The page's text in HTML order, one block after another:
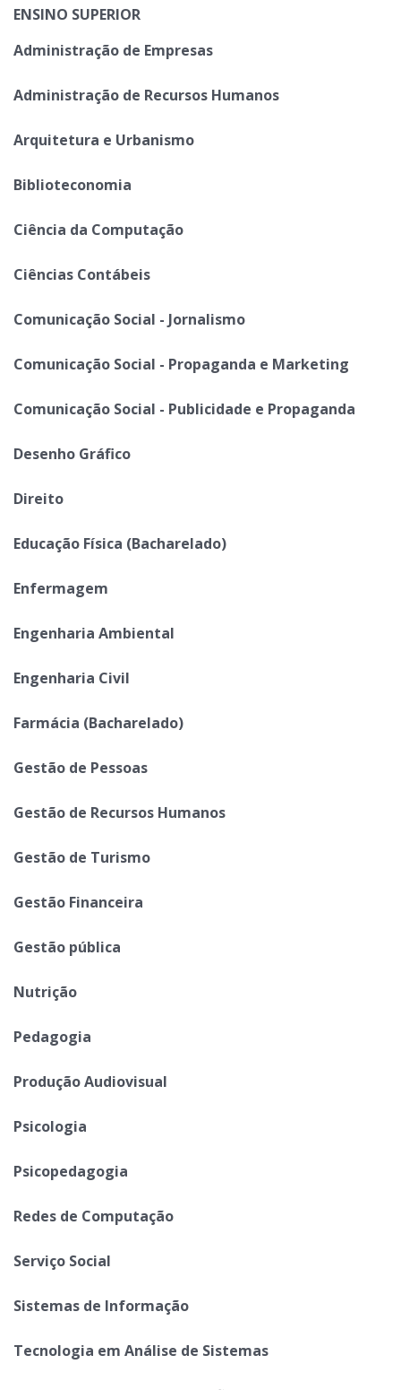
ENSINO SUPERIOR
Administração de Empresas
Administração de Recursos Humanos
Arquitetura e Urbanismo
Biblioteconomia
Ciência da Computação
Ciências Contábeis
Comunicação Social - Jornalismo
Comunicação Social - Propaganda e Marketing
Comunicação Social - Publicidade e Propaganda
Desenho Gráfico
Direito
Educação Física (Bacharelado)
Enfermagem
Engenharia Ambiental
Engenharia Civil
Farmácia (Bacharelado)
Gestão de Pessoas
Gestão de Recursos Humanos
Gestão de Turismo
Gestão Financeira
Gestão pública
Nutrição
Pedagogia
Produção Audiovisual
Psicologia
Psicopedagogia
Redes de Computação
Serviço Social
Sistemas de Informação
Tecnologia em Análise de Sistemas